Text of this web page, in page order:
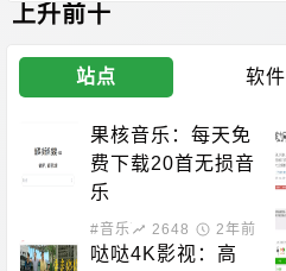
上升前十
站点 软件
果核音乐：每天免
费下载20首无损音
乐
#音乐下载2648 2年前
哒哒4K影视：高